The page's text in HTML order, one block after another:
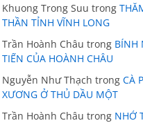
Khuong Trong Suu trong
THẦN TỈNH VĨNH LONG
Trần Hoành Châu trong BÍNH
TIẾN CỦA HOÀNH CHÂU
Nguyễn Như Thạch trong CÀ
XƯƠNG Ở THỦ DẦU MỘT
Trần Hoành Châu trong NHỚ